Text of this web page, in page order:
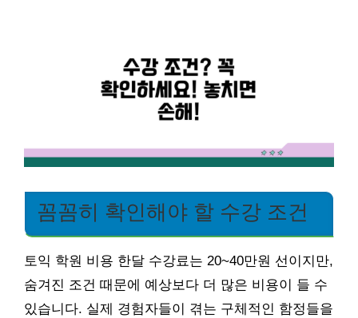
꼼꼼히 확인해야 할 수강 조건
토익 학원 비용 한달 수강료는 20~40만원 선이지만,
숨겨진 조건 때문에 예상보다 더 많은 비용이 들 수
있습니다. 실제 경험자들이 겪는 구체적인 함정들을